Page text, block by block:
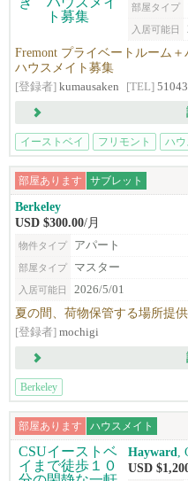
部屋タイプ
入居可能日
Fremont プライベートルーム
ハウスメイト募集
[登録者] kumausaken [TEL]
イーストベイ フリモント ハ
部屋あります サブレット
Berkeley
USD $300.00/月
物件タイプ アパート
部屋タイプ マスター
入居可能日 2026/5/01
夏の間、荷物保管する場所提供
[登録者] mochigi
Berkeley
部屋あります ハウスメイト
Hayward
USD